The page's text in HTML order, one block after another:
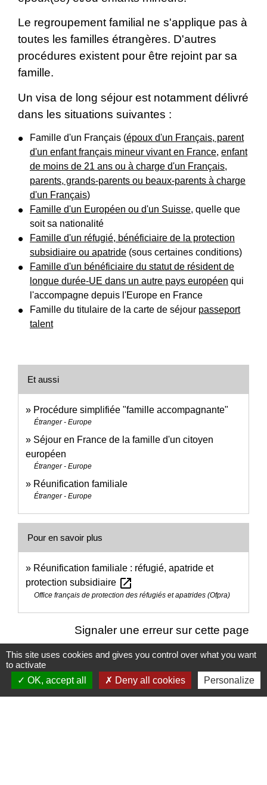
Le regroupement familial ne s'applique pas à
toutes les familles étrangères. D'autres
procédures existent pour être rejoint par sa
famille.
Un visa de long séjour est notamment délivré
dans les situations suivantes :
Famille d'un Français (époux d'un Français, parent
d'un enfant français mineur vivant en France, enfant
de moins de 21 ans ou à charge d'un Français,
parents, grands-parents ou beaux-parents à charge
d'un Français)
Famille d'un Européen ou d'un Suisse, quelle que
soit sa nationalité
Famille d'un réfugié, bénéficiaire de la protection
subsidiaire ou apatride (sous certaines conditions)
Famille d'un bénéficiaire du statut de résident de
longue durée-UE dans un autre pays européen qui
l'accompagne depuis l'Europe en France
Famille du titulaire de la carte de séjour passeport
talent
Et aussi
Procédure simplifiée "famille accompagnante"
Étranger - Europe
Séjour en France de la famille d'un citoyen
européen
Étranger - Europe
Réunification familiale
Étranger - Europe
Pour en savoir plus
Réunification familiale : réfugié, apatride et
protection subsidiaire open_in_new
Office français de protection des réfugiés et apatrides (Ofpra)
Signaler une erreur sur cette page
Nous contacter
This site uses cookies and gives you control over what you want
to activate
OK, accept all
Deny all cookies Personalize